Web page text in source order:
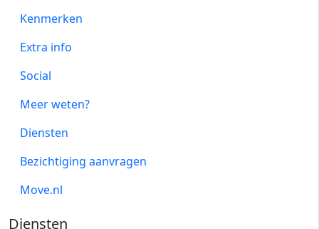
Kenmerken
Extra info
Social
Meer weten?
Diensten
Bezichtiging aanvragen
Move.nl
Diensten